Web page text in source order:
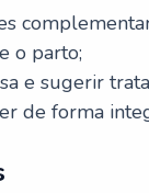
o parto;
e sugerir
de forma